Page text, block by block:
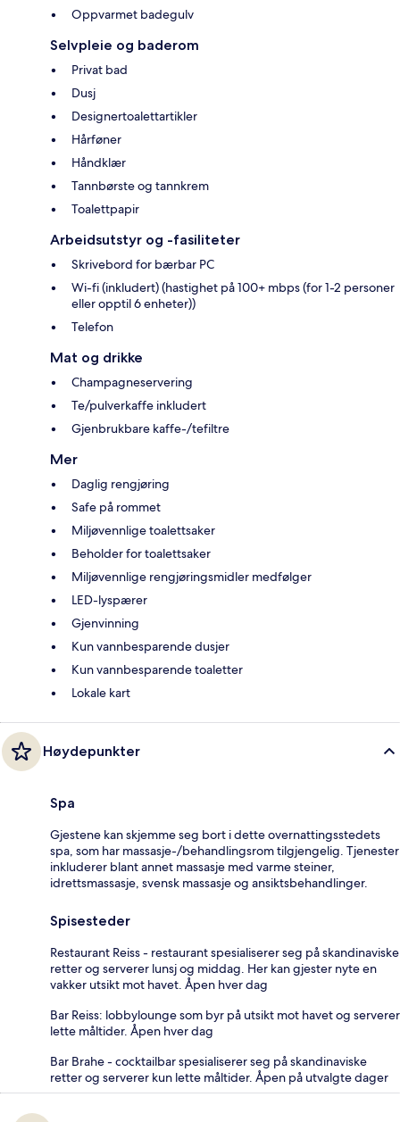
Oppvarmet badegulv
Selvpleie og baderom
Privat bad
Dusj
Designertoalettartikler
Hårføner
Håndklær
Tannbørste og tannkrem
Toalettpapir
Arbeidsutstyr og -fasiliteter
Skrivebord for bærbar PC
Wi-fi (inkludert) (hastighet på 100+ mbps (for 1-2 personer
eller opptil 6 enheter))
Telefon
Mat og drikke
Champagneservering
Te/pulverkaffe inkludert
Gjenbrukbare kaffe-/tefiltre
Mer
Daglig rengjøring
Safe på rommet
Miljøvennlige toalettsaker
Beholder for toalettsaker
Miljøvennlige rengjøringsmidler medfølger
LED-lyspærer
Gjenvinning
Kun vannbesparende dusjer
Kun vannbesparende toaletter
Lokale kart
Høydepunkter
Spa
Gjestene kan skjemme seg bort i dette overnattingsstedets
spa, som har massasje-/behandlingsrom tilgjengelig. Tjenester
inkluderer blant annet massasje med varme steiner,
idrettsmassasje, svensk massasje og ansiktsbehandlinger.
Spisesteder
Restaurant Reiss - restaurant spesialiserer seg på skandinaviske
retter og serverer lunsj og middag. Her kan gjester nyte en
vakker utsikt mot havet. Åpen hver dag
Bar Reiss: lobbylounge som byr på utsikt mot havet og serverer
lette måltider. Åpen hver dag
Bar Brahe - cocktailbar spesialiserer seg på skandinaviske
retter og serverer kun lette måltider. Åpen på utvalgte dager